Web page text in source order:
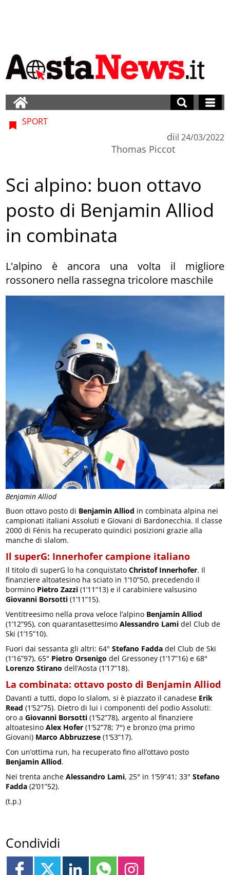
Benjamin Alliod
SPORT
di
Thomas Piccot
il 24/03/2022
Sci alpino: buon ottavo
posto di Benjamin Alliod
in combinata
L'alpino è ancora una volta il migliore
rossonero nella rassegna tricolore maschile
Buon ottavo posto di Benjamin Alliod in combinata alpina nei
campionati italiani Assoluti e Giovani di Bardonecchia. Il classe
2000 di Fénis ha recuperato quindici posizioni grazie alla
manche di slalom.
Il superG: Innerhofer campione italiano
Il titolo di superG lo ha conquistatoChristof Innerhofer. Il
finanziere altoatesino ha sciato in 1’10”50, precedendo il
bormino Pietro Zazzi (1’11”13) e il carabiniere valsusino
Giovanni Borsotti (1’11”15).
Ventitreesimo nella prova veloce l’alpino Benjamin Alliod
(1’12”95), con quarantasettesimoAlessandro Lami del Club de
Ski (1’15”10).
Fuori dai sessanta gli altri: 64°Stefano Fadda del Club de Ski
(1’16”97), 65° Pietro Orsenigo del Gressoney (1’17”16) e 68°
Lorenzo Stirano dell’Aosta (1’17”18).
La combinata: ottavo posto di Benjamin Alliod
Davanti a tutti, dopo lo slalom, si è piazzato il canadese Erik
Read (1’52”75). Dietro di lui i componenti del podio Assoluti:
oro aGiovanni Borsotti (1’52”78), argento al finanziere
altoatesinoAlex Hofer (1’52”78; 7°) e bronzo (ma primo
Giovani) Marco Abbruzzese (1’53”17).
Con un’ottima run, ha recuperato fino all’ottavo posto
Benjamin Alliod.
Nei trenta ancheAlessandro Lami, 25° in 1’59”41; 33°Stefano
Fadda (2’01”52).
(t.p.)
Condividi